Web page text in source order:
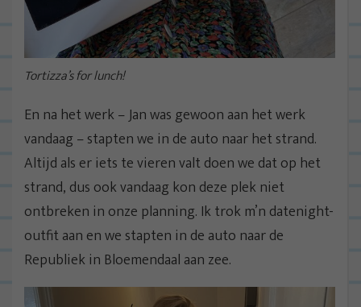
Tortizza’s for lunch!
En na het werk – Jan was gewoon aan het werk
vandaag – stapten we in de auto naar het strand.
Altijd als er iets te vieren valt doen we dat op het
strand, dus ook vandaag kon deze plek niet
ontbreken in onze planning. Ik trok m’n datenight-
outfit aan en we stapten in de auto naar de
Republiek in Bloemendaal aan zee.